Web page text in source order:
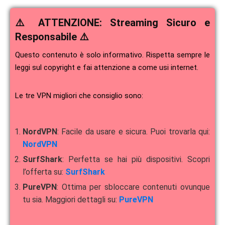
⚠️ ATTENZIONE: Streaming Sicuro e
Responsabile ⚠️
Questo contenuto è solo informativo. Rispetta sempre le
leggi sul copyright e fai attenzione a come usi internet.
Le tre VPN migliori che consiglio sono:
NordVPN: Facile da usare e sicura. Puoi trovarla qui:
NordVPN
SurfShark: Perfetta se hai più dispositivi. Scopri
l’offerta su: SurfShark
PureVPN: Ottima per sbloccare contenuti ovunque
tu sia. Maggiori dettagli su: PureVPN